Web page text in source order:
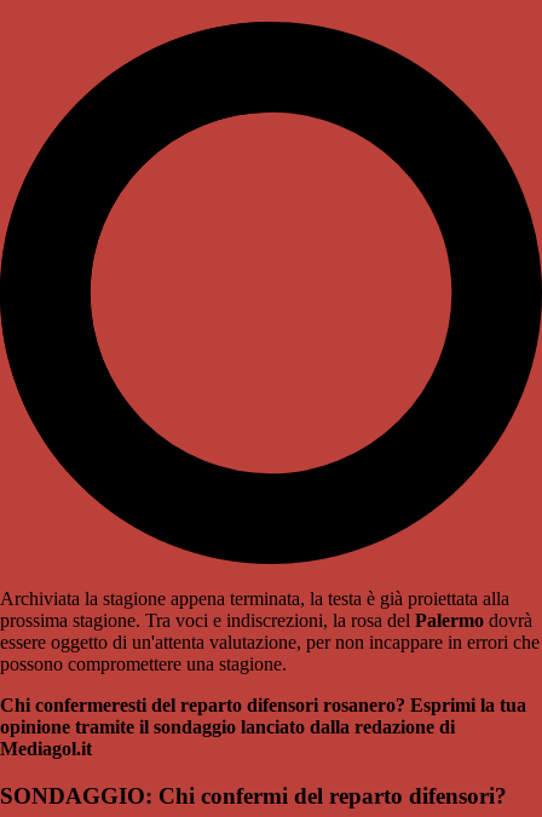
Archiviata la stagione appena terminata, la testa è già proiettata alla
prossima stagione. Tra voci e indiscrezioni, la rosa del Palermo dovrà
essere oggetto di un'attenta valutazione, per non incappare in errori che
possono compromettere una stagione.
Chi confermeresti del reparto difensori rosanero? Esprimi la tua
opinione tramite il sondaggio lanciato dalla redazione di
Mediagol.it
SONDAGGIO: Chi confermi del reparto difensori?